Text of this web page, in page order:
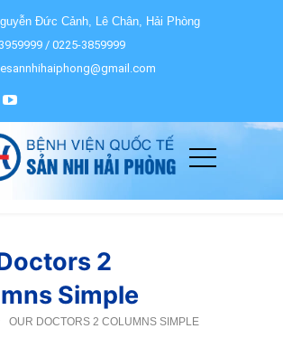
Đức Cảnh, Lê Chân, Hải Phòng
/ 0225-3859999
2
Simple
OUR DOCTORS 2 COLUMNS SIMPLE